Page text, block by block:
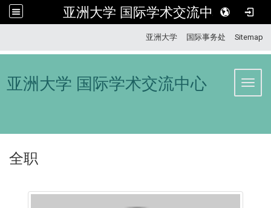
亚洲大学 国际学术交流中心
亚洲大学 国际事务处 Sitemap
亚洲大学 国际学术交流中心
全职